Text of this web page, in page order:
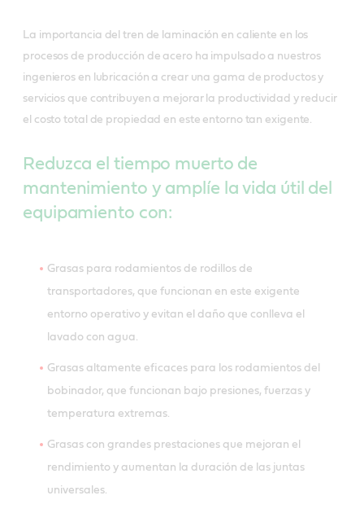
La importancia del tren de laminación en caliente en los
procesos de producción de acero ha impulsado a nuestros
ingenieros en lubricación a crear una gama de productos y
servicios que contribuyen a mejorar la productividad y reducir
el costo total de propiedad en este entorno tan exigente.
Reduzca el tiempo muerto de
mantenimiento y amplíe la vida útil del
equipamiento con:
Grasas para rodamientos de rodillos de
transportadores, que funcionan en este exigente
entorno operativo y evitan el daño que conlleva el
lavado con agua.
Grasas altamente eficaces para los rodamientos del
bobinador, que funcionan bajo presiones, fuerzas y
temperatura extremas.
Grasas con grandes prestaciones que mejoran el
rendimiento y aumentan la duración de las juntas
universales.